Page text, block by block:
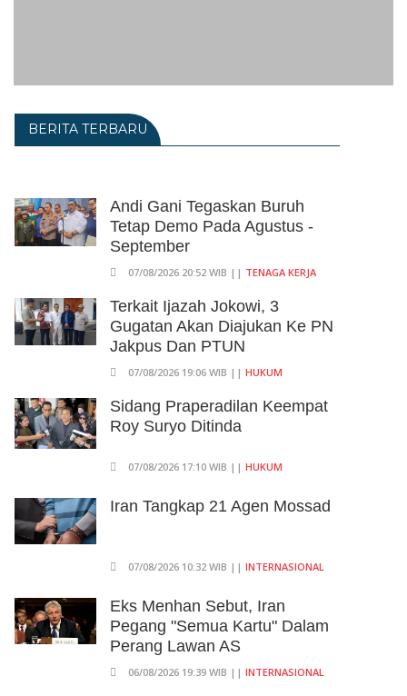
BERITA TERBARU
Andi Gani Tegaskan Buruh
Tetap Demo Pada Agustus -
September
07/08/2026 20:52 WIB || TENAGA KERJA
Terkait Ijazah Jokowi, 3
Gugatan Akan Diajukan Ke PN
Jakpus Dan PTUN
07/08/2026 19:06 WIB || HUKUM
Sidang Praperadilan Keempat
Roy Suryo Ditinda
07/08/2026 17:10 WIB || HUKUM
Iran Tangkap 21 Agen Mossad
07/08/2026 10:32 WIB || INTERNASIONAL
Eks Menhan Sebut, Iran
Pegang "Semua Kartu" Dalam
Perang Lawan AS
06/08/2026 19:39 WIB || INTERNASIONAL